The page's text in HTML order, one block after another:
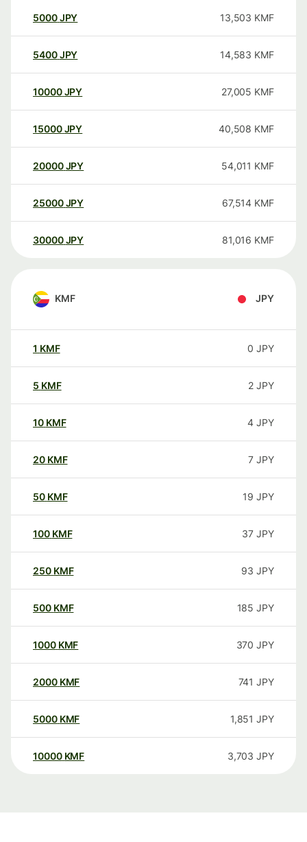
5000JPY 13,503 KMF
5400JPY 14,583 KMF
10000 JPY 27,005 KMF
15000 JPY 40,508 KMF
20000 JPY 54,011 KMF
25000 JPY 67,514 KMF
30000 JPY 81,016 KMF
KMF JPY
1 KMF 0 JPY
5 KMF 2 JPY
10 KMF 4 JPY
20 KMF 7 JPY
50 KMF 19 JPY
100 KMF 37 JPY
250 KMF 93 JPY
500 KMF 185 JPY
1000 KMF 370 JPY
2000 KMF 741 JPY
5000 KMF 1,851 JPY
10000 KMF 3,703 JPY